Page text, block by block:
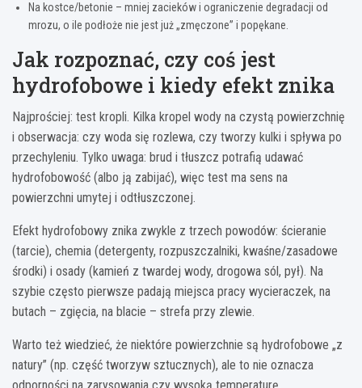
Na kostce/betonie – mniej zacieków i ograniczenie degradacji od
mrozu, o ile podłoże nie jest już „zmęczone” i popękane.
Jak rozpoznać, czy coś jest
hydrofobowe i kiedy efekt znika
Najprościej: test kropli. Kilka kropel wody na czystą powierzchnię
i obserwacja: czy woda się rozlewa, czy tworzy kulki i spływa po
przechyleniu. Tylko uwaga: brud i tłuszcz potrafią udawać
hydrofobowość (albo ją zabijać), więc test ma sens na
powierzchni umytej i odtłuszczonej.
Efekt hydrofobowy znika zwykle z trzech powodów: ścieranie
(tarcie), chemia (detergenty, rozpuszczalniki, kwaśne/zasadowe
środki) i osady (kamień z twardej wody, drogowa sól, pył). Na
szybie często pierwsze padają miejsca pracy wycieraczek, na
butach – zgięcia, na blacie – strefa przy zlewie.
Warto też wiedzieć, że niektóre powierzchnie są hydrofobowe „z
natury” (np. część tworzyw sztucznych), ale to nie oznacza